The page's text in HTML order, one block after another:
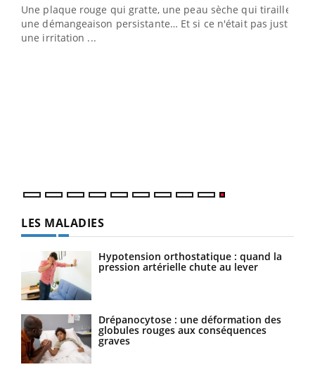
Une plaque rouge qui gratte, une peau sèche qui tiraille,
une démangeaison persistante… Et si ce n'était pas juste
une irritation ...
LES MALADIES
Hypotension orthostatique : quand la
pression artérielle chute au lever
Drépanocytose : une déformation des
globules rouges aux conséquences
graves